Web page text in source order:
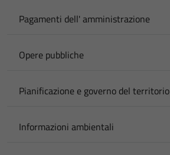
Pagamenti dell' amministrazione
Opere pubbliche
Pianificazione e governo del territorio
Informazioni ambientali